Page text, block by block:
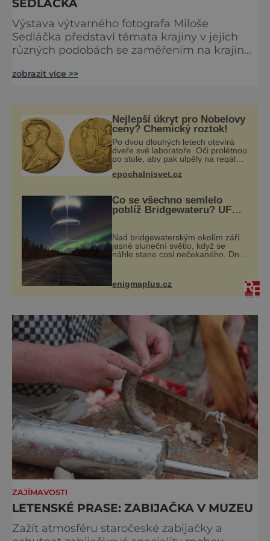
Výstava výtvarného fotografa Miloše
Sedláčka představí témata krajiny v jejích
různých podobách se zaměřením na krajinu
Sedláček – fotografie ZE MĚ proběhne ve
Vladimír Strnad. Výstava bude v Národním
zemědělském muzeu v Praze ke zhlédnutí
do 31. března. Miloš Sedláček je výra
zobrazit více >>
Nejlepší úkryt pro Nobelovy
ceny? Chemický roztok!
Po dvou dlouhých letech otevírá
dveře své laboratoře. Oči prolétnou
po stole, aby pak ulpěly na regálu,
Hledá žluto-oranžovou tekutinu,
epochalnisvet.cz
Co se všechno semlelo
poblíž Bridgewateru? UFO
Nad bridgewaterským okolím září
jasné sluneční světlo, když se
náhle stane cosi nečekaného. Dne
prvnímu historicky doloženému
přeletu UFO
enigmaplus.cz
ZAJÍMAVOSTI
LETENSKÉ PRASE: ZABIJAČKA V MUZEU
Zažít atmosféru staročeské zabijačky a